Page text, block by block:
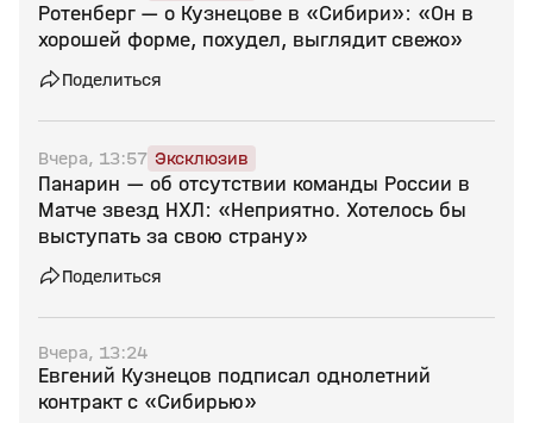
Ротенберг — о Кузнецове в «Сибири»: «Он в
хорошей форме, похудел, выглядит свежо»
Поделиться
Вчера, 13:57 Эксклюзив
Панарин — об отсутствии команды России в
Матче звезд НХЛ: «Неприятно. Хотелось бы
выступать за свою страну»
Поделиться
Вчера, 13:24
Евгений Кузнецов подписал однолетний
контракт с «Сибирью»